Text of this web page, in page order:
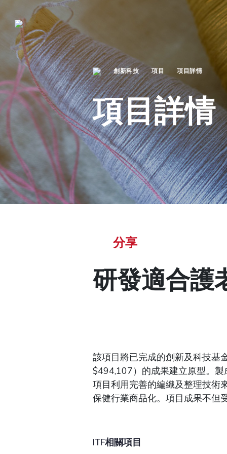
創新科技 項目 項目詳情
項目詳情
分享
研發適合護
該項目將已完成的創新及科技基
$494,107）的成果建立原型。製
項目利用完善的編織及整理技術
保健行業商品化。項目成果不但
ITF相關項目